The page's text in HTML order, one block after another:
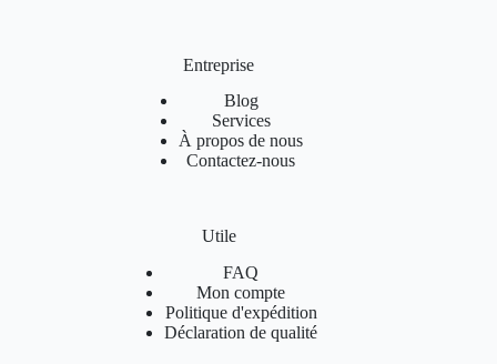
Entreprise
Blog
Services
À propos de nous
Contactez-nous
Utile
FAQ
Mon compte
Politique d'expédition
Déclaration de qualité